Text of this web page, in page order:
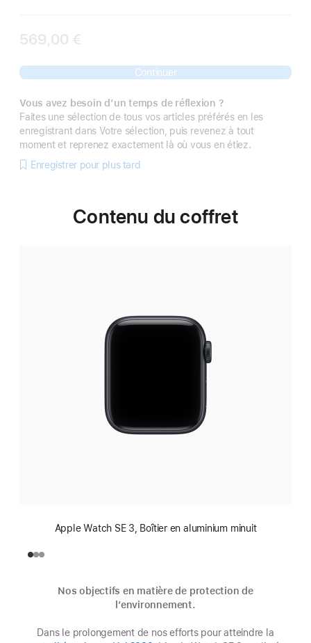
569,00 €
Continuer
Vous avez besoin d’un temps de réflexion ?
Faites une sélection de tous vos articles préférés en les
enregistrant dans Votre sélection, puis revenez à tout
moment et reprenez exactement là où vous en étiez.
Enregistrer pour plus tard
Contenu du coffret
Apple Watch SE 3, Boîtier en aluminium minuit
Nos objectifs en matière de protection de
l’environnement.
Dans le prolongement de nos efforts pour atteindre la